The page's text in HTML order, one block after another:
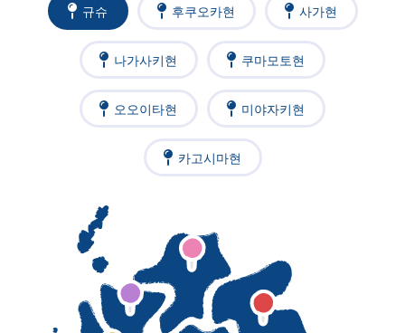
규슈 후쿠오카현 사가현
나가사키현 쿠마모토현
오오이타현 미야자키현
카고시마현